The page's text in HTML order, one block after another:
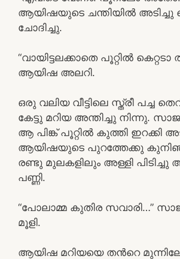
ആയിഷയുടെ ചന്തിയിൽ
ചോദിച്ചു.
“വായിട്ടലക്കാതെ പൂറ്റിൽ കെറ്റടാ
ആയിഷ അലറി.
ഒരു വലിയ വീട്ടിലെ സ്ത്രീ പച്ച
കേട്ടു മറിയ അന്തിച്ചു നിന്നു.
ആ പിങ്ക് പൂറ്റിൽ കുത്തി ഇറക്കി
ആയിഷയുടെ പുറത്തേക്കു
രണ്ടു മുലകളിലും അള്ളി
പണ്ണി.
“പോലാമ്മ കുതിര സവാരി…”
മൂളി.
ആയിഷ മറിയയെ തൻറെ